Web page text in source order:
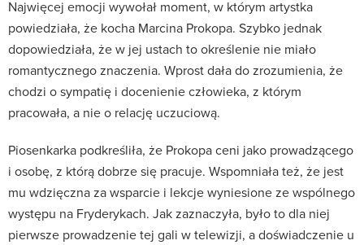
Najwięcej emocji wywołał moment, w którym artystka
powiedziała, że kocha Marcina Prokopa. Szybko jednak
dopowiedziała, że w jej ustach to określenie nie miało
romantycznego znaczenia. Wprost dała do zrozumienia, że
chodzi o sympatię i docenienie człowieka, z którym
pracowała, a nie o relację uczuciową.
Piosenkarka podkreśliła, że Prokopa ceni jako prowadzącego
i osobę, z którą dobrze się pracuje. Wspomniała też, że jest
mu wdzięczna za wsparcie i lekcje wyniesione ze wspólnego
występu na Fryderykach. Jak zaznaczyła, było to dla niej
pierwsze prowadzenie tej gali w telewizji, a doświadczenie u